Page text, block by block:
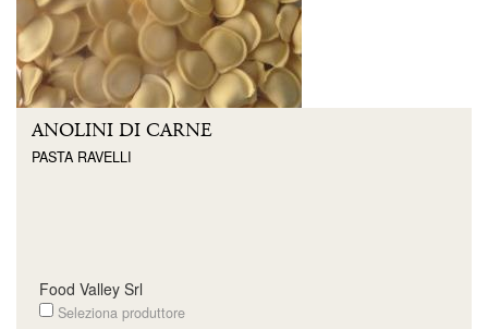
ANOLINI DI CARNE
PASTA RAVELLI
Food Valley Srl
Seleziona produttore